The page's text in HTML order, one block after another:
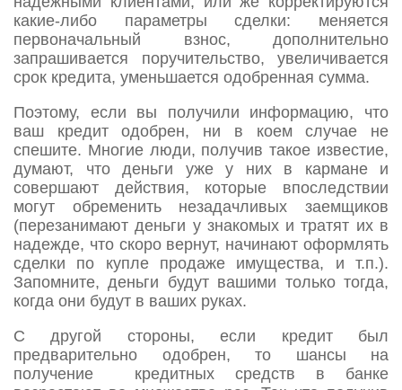
какие-либо параметры сделки: меняется
первоначальный взнос, дополнительно
запрашивается поручительство, увеличивается
срок кредита, уменьшается одобренная сумма.
Поэтому, если вы получили информацию, что
ваш кредит одобрен, ни в коем случае не
спешите. Многие люди, получив такое известие,
думают, что деньги уже у них в кармане и
совершают действия, которые впоследствии
могут обременить незадачливых заемщиков
(перезанимают деньги у знакомых и тратят их в
надежде, что скоро вернут, начинают оформлять
сделки по купле продаже имущества, и т.п.).
Запомните, деньги будут вашими только тогда,
когда они будут в ваших руках.
С другой стороны, если кредит был
предварительно одобрен, то шансы на
получение кредитных средств в банке